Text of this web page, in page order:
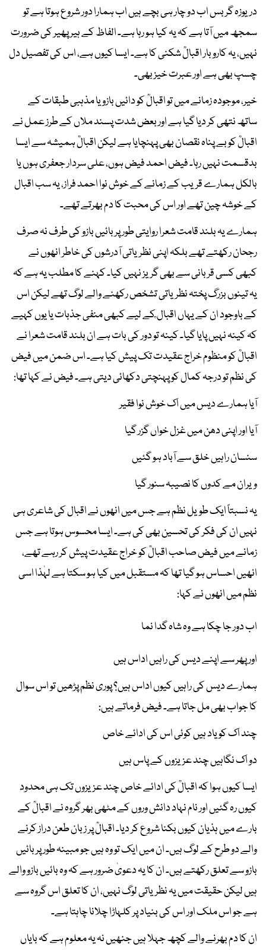
دریوزہ گر بس اب دو چار ہی بچے ہیں اب ہمارا دور شروع ہوتا ہے تو
سمجھ میں آتا ہے کہ یہ کیا ہو رہا ہے۔ الفاظ کے ہیر پھیر کی ضرورت
نہیں، یہ کاروبار اقبالؒ شکنی کا ہے۔ ایسا کیوں ہے، اس کی تفصیل دل
چسپ بھی ہے اور عبرت خیز بھی۔
خیر، موجودہ زمانے میں تو اقبالؒ کو دائیں بازو یا مذہبی طبقات کے
ساتھ نتھی کر دیا گیا ہے اور بعض شدت پسند ملاں کے طرز عمل نے
اقبالؒ کو بے پناہ نقصان بھی پہنچایا ہے لیکن اقبالؒ ہمیشہ سے ایسا
بدقسمت نہیں رہا۔ فیض احمد فیض ہوں، علی سردار جعفری ہوں یا
بالکل ہمارے قریب کے زمانے کے خوش نوا احمد فراز، یہ سب اقبال
کے خوشہ چین تھے اور اس کی محبت کا دم بھرتے تھے۔
ہمارے یہ بلند قامت شعرا روایتی طور پر بائیں بازو کی طرف نہ صرف
رجحان رکھتے تھے بلکہ اپنی نظریاتی آدرشوں کی خاطر انھوں نے
کبھی کسی قربانی سے بھی گریز نہیں کیا۔ کہنے کا مطلب یہ ہے کہ
یہ تینوں بزرگ پختہ نظریاتی تشخص رکھنے والے لوگ تھے لیکن اس
کے باوجود ان کے یہاں اقبال ؒکے لیے کبھی منفی جذبات یا یوں کہیے
کہ کینہ نہیں پایا گیا۔ کینہ تو دور کی بات ہے ان بلند قامت شعرا نے
اقبالؒ کو منظوم خراج عقیدت تک پیش کیا ہے۔ اس ضمن میں فیض
کی نظم تو درجہ کمال کو پہنچتی دکھائی دیتی ہے۔ فیض نے کہا تھا:
آیا ہمارے دیس میں اک خوش نوا فقیر
آیا اور اپنی دھن میں غزل خواں گزر گیا
سنسان راہیں خلق سے آباد ہو گئیں
ویران مے کدوں کا نصیبہ سنور گیا
یہ نسبتاً ایک طویل نظم ہے جس میں انھوں نے اقبال کی شاعری ہی
نہیں ان کی فکر کی تحسین بھی کی ہے۔ ایسا محسوس ہوتا ہے جس
زمانے میں فیض صاحب اقبالؒ کو خراج عقیدت پیش کر رہے تھے،
انھیں احساس ہو گیا تھا کہ مستقبل میں کیا ہو سکتا ہے لہٰذا اسی
نظم میں انھوں نے کہا:
اب دور جا چکا ہے وہ شاہ گدا نما
اور پھر سے اپنے دیس کی راہیں اداس ہیں
ہمارے دیس کی راہیں کیوں اداس ہیں؟ پوری نظم پڑھیں تو اس سوال
کا جواب بھی مل جاتا ہے۔ فیض فرماتے ہیں:
چند اک کو یاد ہیں کوئی اس کی ادائے خاص
دو اک نگاہیں چند عزیزوں کے پاس ہیں
ایسا کیوں ہوا کہ اقبالؒ کی ادائے خاص چند عزیزوں تک ہی محدود
کیوں رہ گئیں اور نام نہاد دانش وروں کے مٹھی بھر گروہ نے اقبالؒ کے
بارے میں ہذیان کیوں بکنا شروع کر دیا۔ اقبالؒ پر زبان طعن دراز کرنے
والے دو طرح کے لوگ ہیں۔ ان میں ایک تو وہ ہیں جو مبینہ طور پر بائیں
بازو سے تعلق رکھتے ہیں۔ ان کا یہ دعویٰ ضرور ہے کہ وہ بائیں بازو والے
ہیں لیکن حقیقت میں یہ نظریاتی لوگ نہیں، ان کا تعلق اس گروہ سے
ہے جو اس ملک اور اس کی بنیاد پر کلہاڑا چلانا چاہتا ہے۔
ان کا دم بھرنے والے کچھ جہلا ہیں جنھیں نہ یہ معلوم ہے کہ بایاں